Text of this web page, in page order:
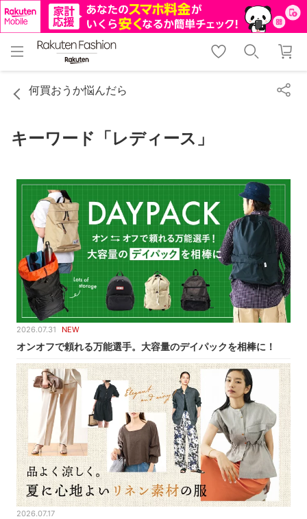
menu home
トップ
shopping_cart lock_outline
ログイン
何買おうか悩んだら
キーワード「レディース」
2026.07.31 NEW
オンオフで頼れる万能選手。大容量のデイパックを相棒に！
2026.07.17